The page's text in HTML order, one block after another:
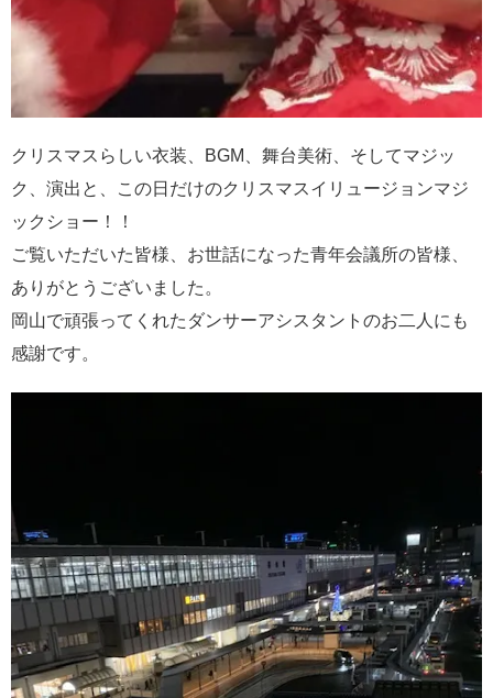
クリスマスらしい衣装、BGM、舞台美術、そしてマジッ
ク、演出と、この日だけのクリスマスイリュージョンマジ
ックショー！！
ご覧いただいた皆様、お世話になった青年会議所の皆様、
ありがとうございました。
岡山で頑張ってくれたダンサーアシスタントのお二人にも
感謝です。